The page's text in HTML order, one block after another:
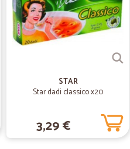
STAR
Star dadi classico x20
3,29 €